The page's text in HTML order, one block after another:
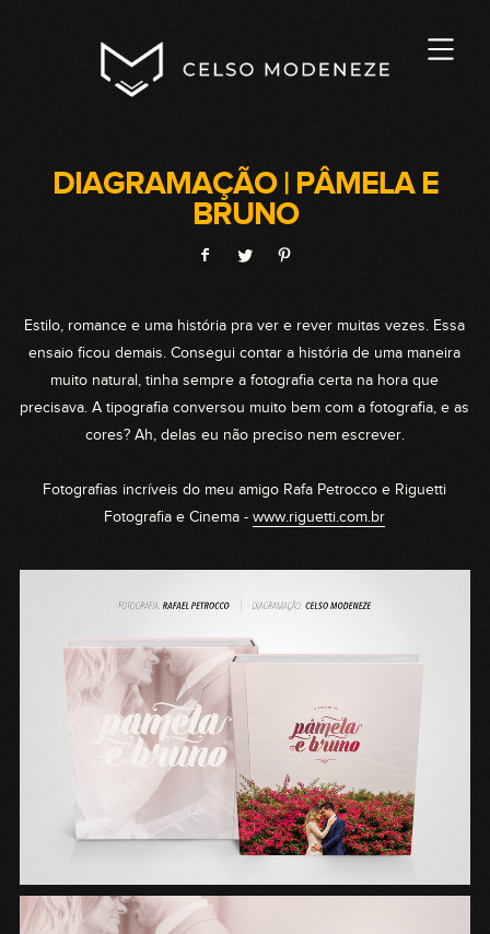
DIAGRAMAÇÃO | PÂMELA E
BRUNO
Estilo, romance e uma história pra ver e rever muitas vezes. Essa
ensaio ficou demais. Consegui contar a história de uma maneira
muito natural, tinha sempre a fotografia certa na hora que
precisava. A tipografia conversou muito bem com a fotografia, e as
cores? Ah, delas eu não preciso nem escrever.
Fotografias incríveis do meu amigo Rafa Petrocco e Riguetti
Fotografia e Cinema -www.riguetti.com.br